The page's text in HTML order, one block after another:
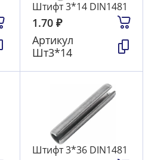
Штифт 3*14 DIN1481
1.70 ₽
Артикул
Шт3*14
Штифт 3*36 DIN1481